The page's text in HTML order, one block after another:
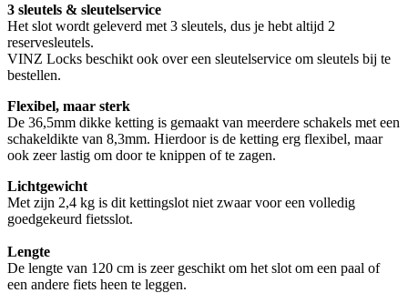
3 sleutels & sleutelservice
Het slot wordt geleverd met 3 sleutels, dus je hebt altijd 2
reservesleutels.
VINZ Locks beschikt ook over een sleutelservice om sleutels bij te
bestellen.
Flexibel, maar sterk
De 36,5mm dikke ketting is gemaakt van meerdere schakels met een
schakeldikte van 8,3mm. Hierdoor is de ketting erg flexibel, maar
ook zeer lastig om door te knippen of te zagen.
Lichtgewicht
Met zijn 2,4 kg is dit kettingslot niet zwaar voor een volledig
goedgekeurd fietsslot.
Lengte
De lengte van 120 cm is zeer geschikt om het slot om een paal of
een andere fiets heen te leggen.